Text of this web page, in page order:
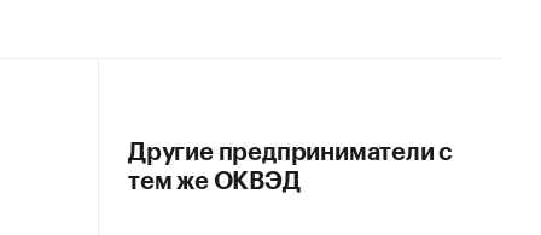
Другие предприниматели с
тем же ОКВЭД